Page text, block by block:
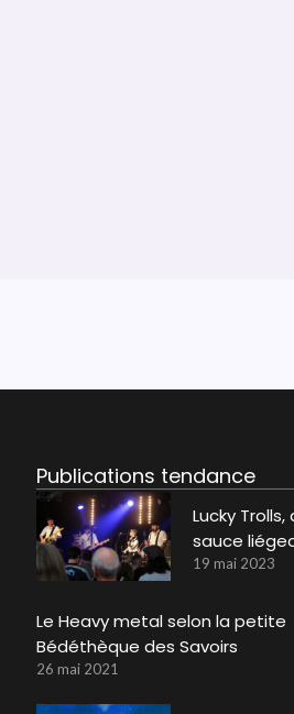
Publications tendance
Lucky Trolls,
sauce
19 mai 2023
Le Heavy metal selon la petite
Bédéthèque des Savoirs
26 mai 2021